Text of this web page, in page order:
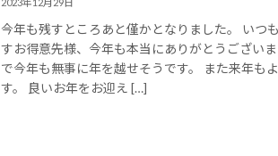
今年も残すところあと僅かとなりました。 いつ
すお得意先様、今年も本当にありがとうござい
で今年も無事に年を越せそうです。 また来年も
す。 良いお年をお迎え […]